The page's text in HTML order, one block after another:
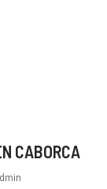
CABORCA